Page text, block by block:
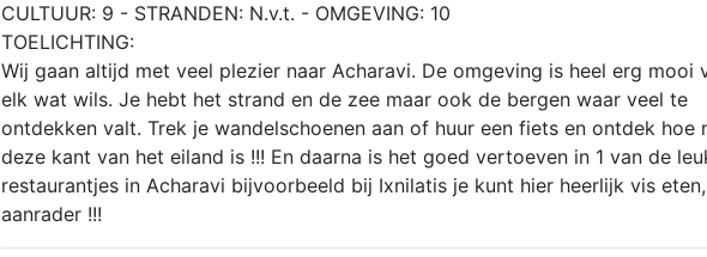
CULTUUR: 9 - STRANDEN: N.v.t. - OMGEVING: 10
TOELICHTING:
Wij gaan altijd met veel plezier naar Acharavi. De omgeving is heel erg mooi
elk wat wils. Je hebt het strand en de zee maar ook de bergen waar veel te
ontdekken valt. Trek je wandelschoenen aan of huur een fiets en ontdek hoe
deze kant van het eiland is !!! En daarna is het goed vertoeven in 1 van de
restaurantjes in Acharavi bijvoorbeeld bij Ixnilatis je kunt hier heerlijk vis
aanrader !!!